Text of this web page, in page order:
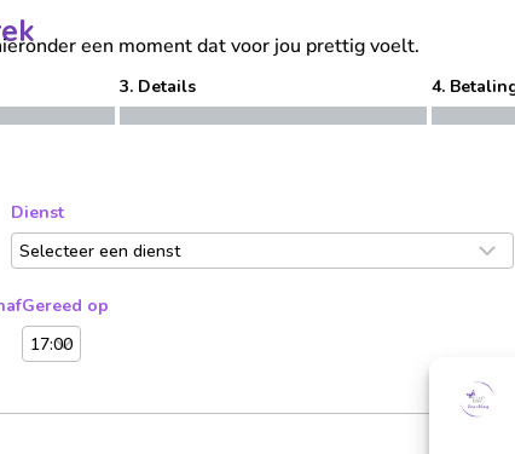
een moment dat voor jou prettig voelt.
3. Details 4.
Dienst
Gereed op